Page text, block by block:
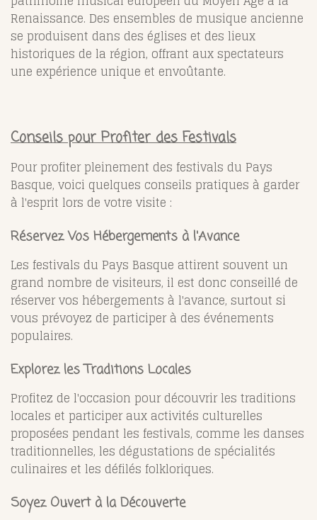
Renaissance. Des ensembles de musique ancienne
se produisent dans des églises et des lieux
historiques de la région, offrant aux spectateurs
une expérience unique et envoûtante.
Conseils pour Profiter des Festivals
Pour profiter pleinement des festivals du Pays
Basque, voici quelques conseils pratiques à garder
à l'esprit lors de votre visite :
Réservez Vos Hébergements à l'Avance
Les festivals du Pays Basque attirent souvent un
grand nombre de visiteurs, il est donc conseillé de
réserver vos hébergements à l'avance, surtout si
vous prévoyez de participer à des événements
populaires.
Explorez les Traditions Locales
Profitez de l'occasion pour découvrir les traditions
locales et participer aux activités culturelles
proposées pendant les festivals, comme les danses
traditionnelles, les dégustations de spécialités
culinaires et les défilés folkloriques.
Soyez Ouvert à la Découverte